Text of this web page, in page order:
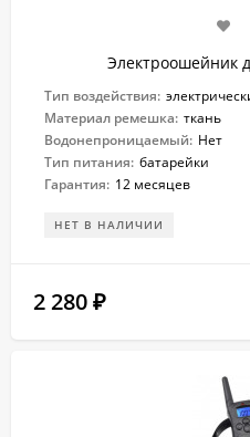
Электроошейник
Тип воздействия:
Материал ремешка: ткань
Водонепроницаемый: Нет
Тип питания: батарейки
Гарантия: 12 месяцев
НЕТ В НАЛИЧИИ
2 280 ₽